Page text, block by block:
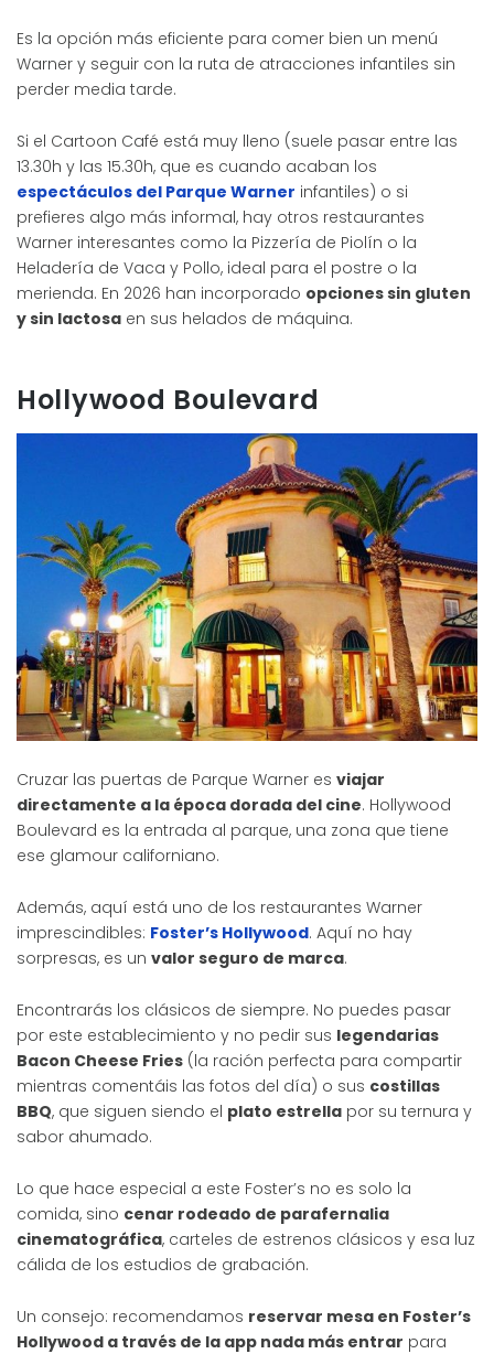
Es la opción más eficiente para comer bien un menú
Warner y seguir con la ruta de atracciones infantiles sin
perder media tarde.
Si el Cartoon Café está muy lleno (suele pasar entre las
13.30h y las 15.30h, que es cuando acaban los
espectáculos del Parque Warner infantiles) o si
prefieres algo más informal, hay otros restaurantes
Warner interesantes como la Pizzería de Piolín o la
Heladería de Vaca y Pollo, ideal para el postre o la
merienda. En 2026 han incorporado opciones sin gluten
y sin lactosa en sus helados de máquina.
Hollywood Boulevard
Cruzar las puertas de Parque Warner es viajar
directamente a la época dorada del cine. Hollywood
Boulevard es la entrada al parque, una zona que tiene
ese glamour californiano.
Además, aquí está uno de los restaurantes Warner
imprescindibles: Foster’s Hollywood. Aquí no hay
sorpresas, es un valor seguro de marca.
Encontrarás los clásicos de siempre. No puedes pasar
por este establecimiento y no pedir sus legendarias
Bacon Cheese Fries (la ración perfecta para compartir
mientras comentáis las fotos del día) o sus costillas
BBQ, que siguen siendo el plato estrella por su ternura y
sabor ahumado.
Lo que hace especial a este Foster’s no es solo la
comida, sino cenar rodeado de parafernalia
cinematográfica, carteles de estrenos clásicos y esa luz
cálida de los estudios de grabación.
Un consejo: recomendamos reservar mesa en Foster’s
Hollywood a través de la app nada más entrar para